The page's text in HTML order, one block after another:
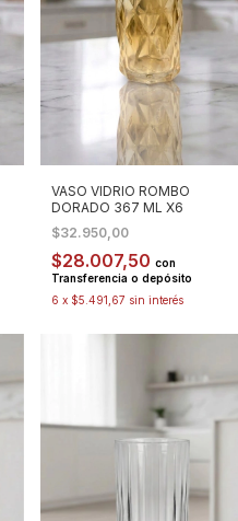
VASO VIDRIO ROMBO
DORADO 367 ML X6
$32.950,00
$28.007,50con
Transferencia o depósito
6 x $5.491,67 sin interés